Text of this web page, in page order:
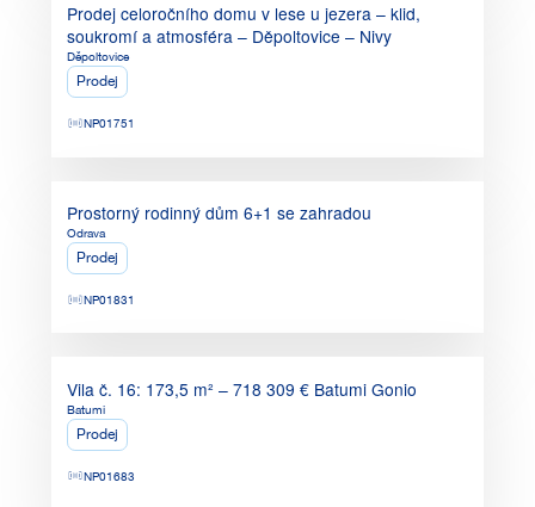
Prodej celoročního domu v lese u jezera – klid,
soukromí a atmosféra – Děpoltovice – Nivy
Děpoltovice
Prodej
NP01751
Prostorný rodinný dům 6+1 se zahradou
Odrava
Prodej
NP01831
Vila č. 16: 173,5 m² – 718 309 € Batumi Gonio
Batumi
Prodej
NP01683